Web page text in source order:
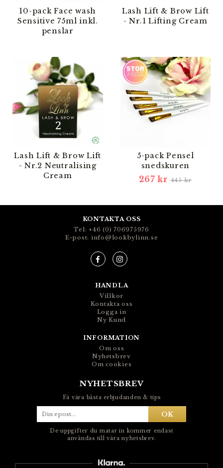
10-pack Face wash
Sensitive 75ml inkl.
penslar
Lash Lift & Brow Lift
- Nr.1 Lifting Cream
Lash Lift & Brow Lift
- Nr.2 Neutralising
Cream
5-pack Pensel
snedskuren
267 kr 445 kr
KONTAKTA OSS
Tel: +46 (0) 706975976
E-post: info@lookbylinn.se
HANDLA
Villkor
Kontakta oss
Logga in
Ny Kund
INFORMATION
Om oss
Nyhetsbrev
Om cookies
NYHETSBREV
Få våra bästa erbjudanden & tips
OK
De uppgifter du matar in kommer endast
användas till våra nyhetsbrev.